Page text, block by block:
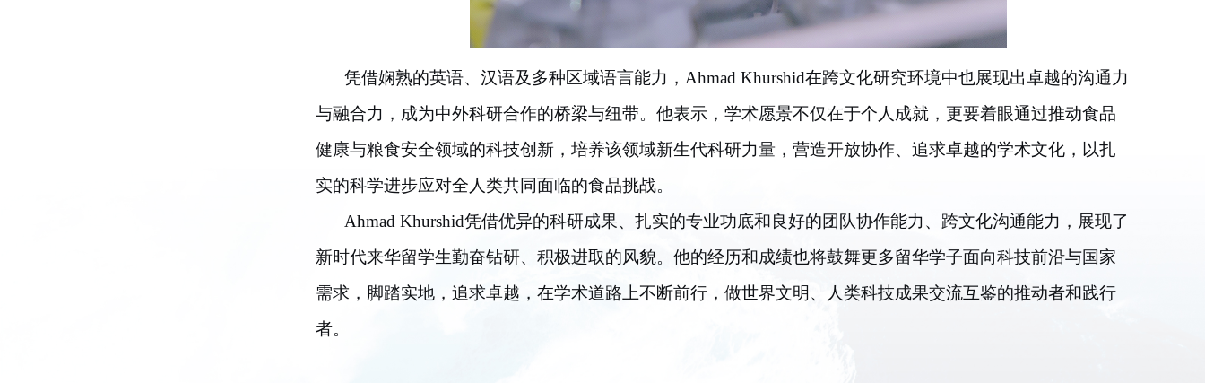
凭借娴熟的英语、汉语及多种区域语言能力，Ahmad Khurshid在跨文化研究环境中也展现出卓越的沟通力
与融合力，成为中外科研合作的桥梁与纽带。他表示，学术愿景不仅在于个人成就，更要着眼通过推动食品
健康与粮食安全领域的科技创新，培养该领域新生代科研力量，营造开放协作、追求卓越的学术文化，以扎
实的科学进步应对全人类共同面临的食品挑战。
Ahmad Khurshid凭借优异的科研成果、扎实的专业功底和良好的团队协作能力、跨文化沟通能力，展现了
新时代来华留学生勤奋钻研、积极进取的风貌。他的经历和成绩也将鼓舞更多留华学子面向科技前沿与国家
需求，脚踏实地，追求卓越，在学术道路上不断前行，做世界文明、人类科技成果交流互鉴的推动者和践行
者。